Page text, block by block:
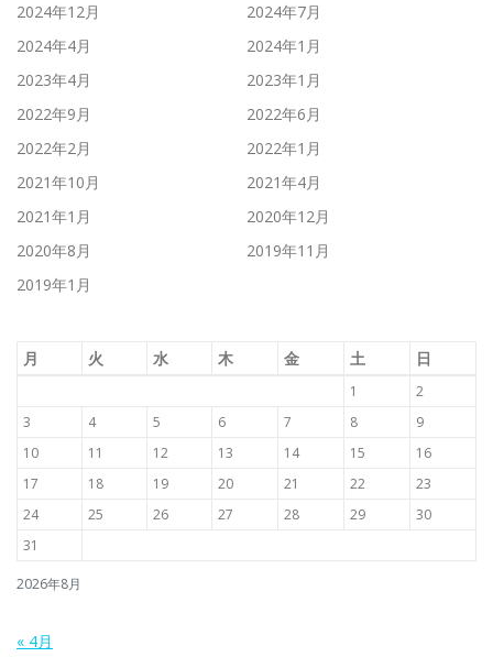
2024年12月
2024年7月
2024年4月
2024年1月
2023年4月
2023年1月
2022年9月
2022年6月
2022年2月
2022年1月
2021年10月
2021年4月
2021年1月
2020年12月
2020年8月
2019年11月
2019年1月
2026年8月
月 火 水 木 金 土 日
1
2
3
4 5 6 7 8
9
10
11 12 13 14 15
16
17
18 19 20 21 22
23
24
25 26 27 28 29
30
31
« 4月